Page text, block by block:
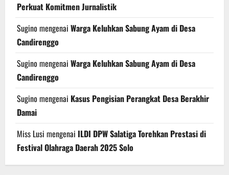
Perkuat Komitmen Jurnalistik
Sugino mengenai Warga Keluhkan Sabung Ayam di Desa
Candirenggo
Sugino mengenai Warga Keluhkan Sabung Ayam di Desa
Candirenggo
Sugino mengenai Kasus Pengisian Perangkat Desa Berakhir
Damai
Miss Lusi mengenai ILDI DPW Salatiga Torehkan Prestasi di
Festival Olahraga Daerah 2025 Solo